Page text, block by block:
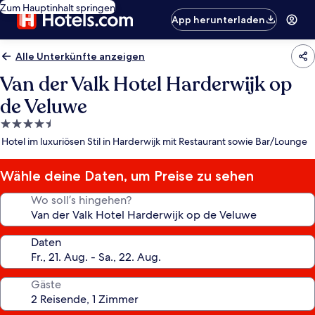
Zum Hauptinhalt springen
App herunterladen
Alle Unterkünfte anzeigen
Van der Valk Hotel Harderwijk op
de Veluwe
4.5-
Sterne-
Hotel im luxuriösen Stil in Harderwijk mit Restaurant sowie Bar/Lounge
Wähle deine Daten, um Preise zu sehen
Wo soll’s hingehen?
Daten
Gäste